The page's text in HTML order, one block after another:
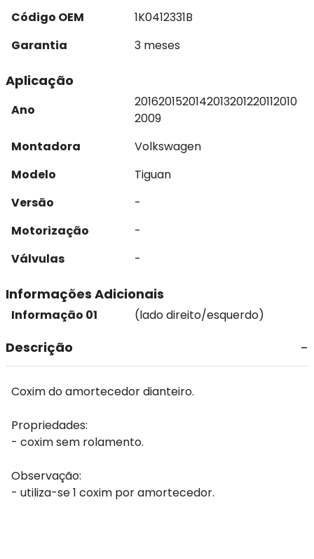
Código OEM
1K0412331B
Garantia
3 meses
Aplicação
Ano
2016201520142013201220112010
2009
Montadora
Volkswagen
Modelo
Tiguan
Versão
-
Motorização
-
Válvulas
-
Informações Adicionais
Informação 01 (lado direito/esquerdo)
Descrição
Coxim do amortecedor dianteiro.
Propriedades:
- coxim sem rolamento.
Observação:
- utiliza-se 1 coxim por amortecedor.